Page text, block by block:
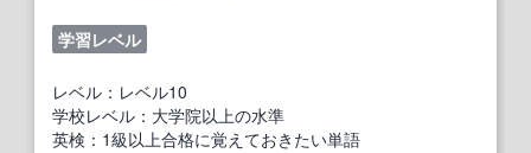
学習レベル
レベル：レベル10
学校レベル：大学院以上の水準
英検：1級以上合格に覚えておきたい単語